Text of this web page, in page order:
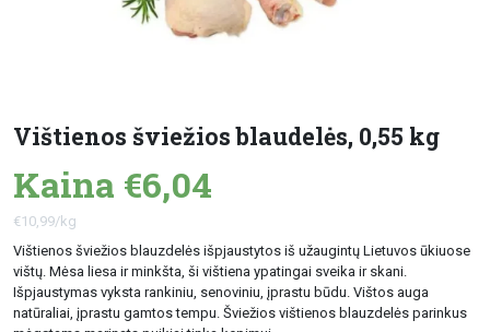
Vištienos šviežios blaudelės, 0,55 kg
Kaina €6,04
€10,99/kg
Vištienos šviežios blauzdelės išpjaustytos iš užaugintų Lietuvos ūkiuose
vištų. Mėsa liesa ir minkšta, ši vištiena ypatingai sveika ir skani.
Išpjaustymas vyksta rankiniu, senoviniu, įprastu būdu. Vištos auga
natūraliai, įprastu gamtos tempu. Šviežios vištienos blauzdelės parinkus